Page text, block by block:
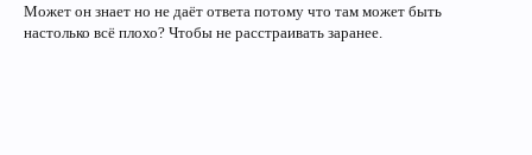
Может он знает но не даёт ответа потому что там может быть
настолько всё плохо? Чтобы не расстраивать заранее.